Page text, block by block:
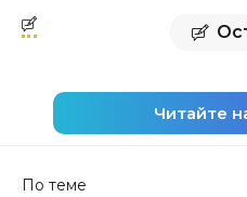
Читайте
По теме